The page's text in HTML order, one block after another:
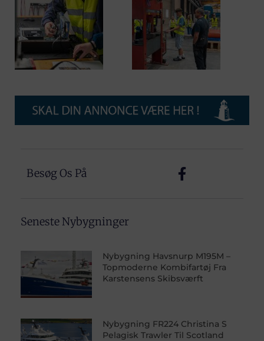
Besøg Os På
Seneste Nybygninger
Nybygning Havsnurp M195M –
Topmoderne Kombifartøj Fra
Karstensens Skibsværft
Nybygning FR224 Christina S
Pelagisk Trawler Til Scotland